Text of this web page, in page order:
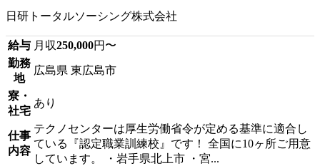
日研トータルソーシング株式会社
給与 月収250,000円〜
勤務
地
広島県 東広島市
寮・
社宅
あり
仕事
内容
テクノセンターは厚生労働省令が定める基準に適合し
ている『認定職業訓練校』です！ 全国に10ヶ所ご用意
しています。 ・岩手県北上市 ・宮...